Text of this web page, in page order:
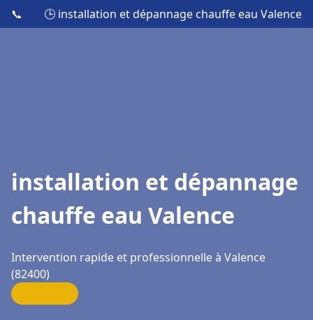
📞 🕒 installation et dépannage chauffe eau Valence
installation et dépannage
chauffe eau Valence
Intervention rapide et professionnelle à Valence
(82400)